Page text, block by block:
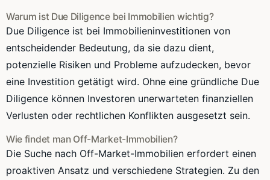
Warum ist Due Diligence bei Immobilien wichtig?
Due Diligence ist bei Immobilieninvestitionen von
entscheidender Bedeutung, da sie dazu dient,
potenzielle Risiken und Probleme aufzudecken, bevor
eine Investition getätigt wird. Ohne eine gründliche Due
Diligence können Investoren unerwarteten finanziellen
Verlusten oder rechtlichen Konflikten ausgesetzt sein.
Wie findet man Off-Market-Immobilien?
Die Suche nach Off-Market-Immobilien erfordert einen
proaktiven Ansatz und verschiedene Strategien. Zu den